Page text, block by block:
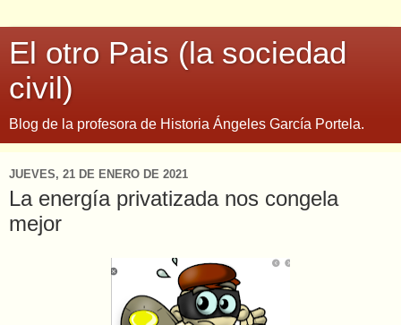
El otro Pais (la sociedad
civil)
Blog de la profesora de Historia Ángeles García Portela.
JUEVES, 21 DE ENERO DE 2021
La energía privatizada nos congela
mejor